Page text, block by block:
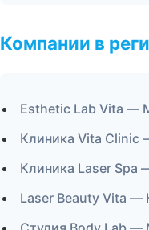
Компании в
Esthetic Lab Vita —
Клиника Vita Clinic
Клиника Laser Spa
Laser Beauty Vita —